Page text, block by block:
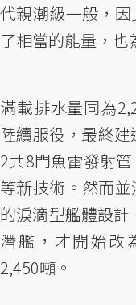
代親潮級一般，
了相當的能量，也
滿載排水量同為
陸續服役，最終
2共8門魚雷發射
等新技術。然而
的淚滴型艦體設
潛艦，才開始改
2,450噸。